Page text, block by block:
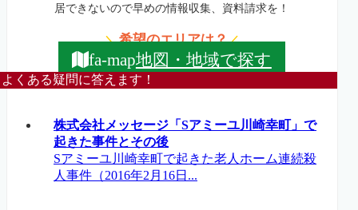
居できないので早めの情報収集、資料請求を！
＼希望のエリアは？／
fa-map地図・地域で探す
よくある疑問に答えます！
株式会社メッセージ「Sアミーユ川崎幸町」で
起きた事件とその後
Sアミーユ川崎幸町で起きた老人ホーム連続殺
人事件（2016年2月16日...